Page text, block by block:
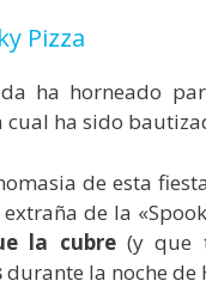
Pizza
ha horneado
cual ha sido
de esta
de la
la cubre(y que
durante la noche de